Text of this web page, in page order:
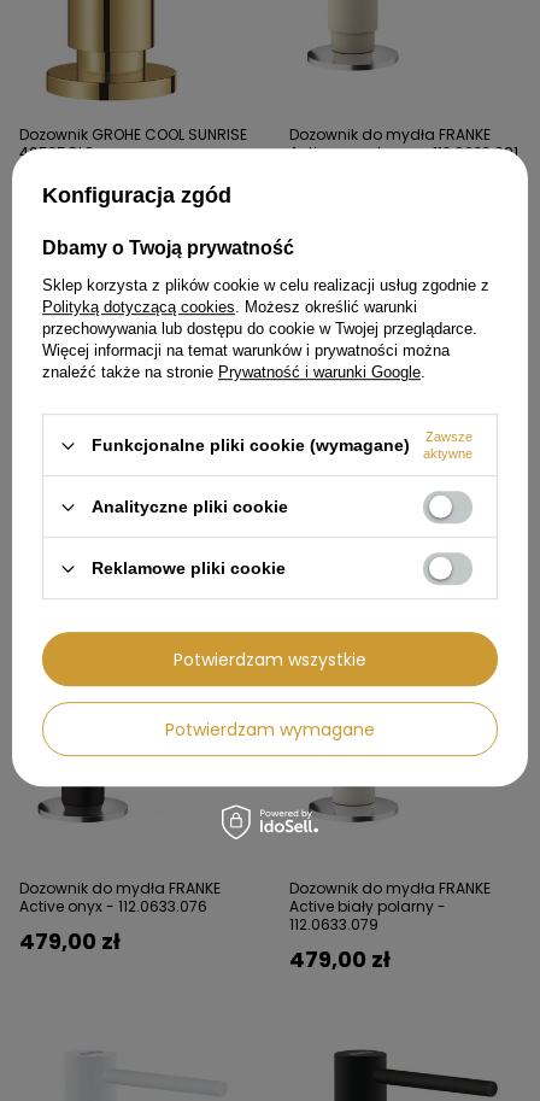
Dozownik GROHE COOL SUNRISE
40535GL0
413,99 zł
Dozownik do mydła FRANKE
Active orzechowy - 112.0633.091
Dozownik do mydła FRANKE
Active cappuccino -
112.0633.092
479,00 zł
Dozownik do mydła FRANKE
Active kamienny szary -
112.0633.078
Dozownik do mydła FRANKE
Active onyx - 112.0633.076
479,00 zł
Dozownik do mydła FRANKE
Active biały polarny -
112.0633.079
479,00 zł
Konfiguracja zgód
Dbamy o Twoją prywatność
Sklep korzysta z plików cookie w celu realizacji usług zgodnie z
Polityką dotyczącą cookies. Możesz określić warunki
przechowywania lub dostępu do cookie w Twojej przeglądarce.
Więcej informacji na temat warunków i prywatności można
znaleźć także na stronie Prywatność i warunki Google.
Funkcjonalne pliki cookie (wymagane)
Zawsze
aktywne
Analityczne pliki cookie
Reklamowe pliki cookie
Potwierdzam wymagane
Potwierdzam wszystkie